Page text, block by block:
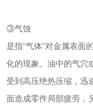
③气蚀
是指“气体”对金属表面
化的现象。油中的气穴
受到高压绝热压缩，迅
面造成零件局部疲劳，